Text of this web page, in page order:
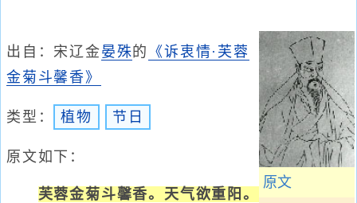
原文
出自：宋辽金晏殊的 《诉衷情·芙蓉
金菊斗馨香》
类型： 植物 节日
原文如下：
芙蓉金菊斗馨香。天气欲重阳。